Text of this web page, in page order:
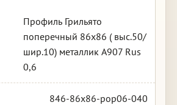
Профиль Грильято
поперечный 86х86 ( выс.50/
шир.10) металлик А907 Rus
0,6
846-86x86-pop06-040